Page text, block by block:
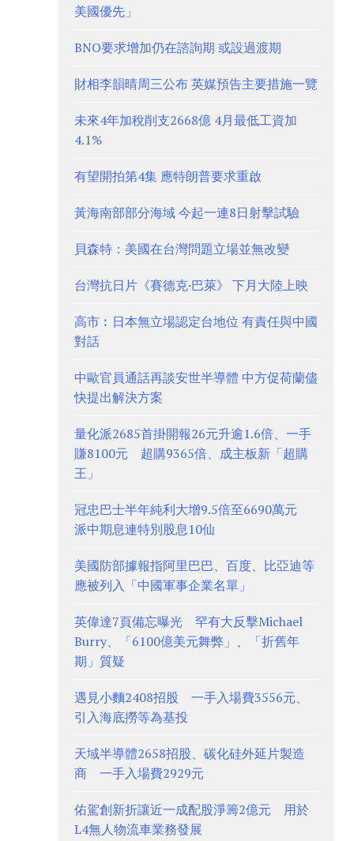
美國優先」
BNO要求增加仍在諮詢期 或設過渡期
財相李韻晴周三公布 英媒預告主要措施一覽
未來4年加稅削支2668億 4月最低工資加
4.1%
有望開拍第4集 應特朗普要求重啟
黃海南部部分海域 今起一連8日射擊試驗
貝森特：美國在台灣問題立場並無改變
台灣抗日片《賽德克·巴萊》 下月大陸上映
高市︰日本無立場認定台地位 有責任與中國
對話
中歐官員通話再談安世半導體 中方促荷蘭儘
快提出解決方案
量化派2685首掛開報26元升逾1.6倍、一手
賺8100元 超購9365倍、成主板新「超購
王」
冠忠巴士半年純利大增9.5倍至6690萬元
派中期息連特別股息10仙
美國防部據報指阿里巴巴、百度、比亞迪等
應被列入「中國軍事企業名單」
英偉達7頁備忘曝光 罕有大反擊Michael
Burry、「6100億美元舞弊」、「折舊年
期」質疑
遇見小麵2408招股 一手入場費3556元、
引入海底撈等為基投
天域半導體2658招股、碳化硅外延片製造
商 一手入場費2929元
佑駕創新折讓近一成配股淨籌2億元 用於
L4無人物流車業務發展